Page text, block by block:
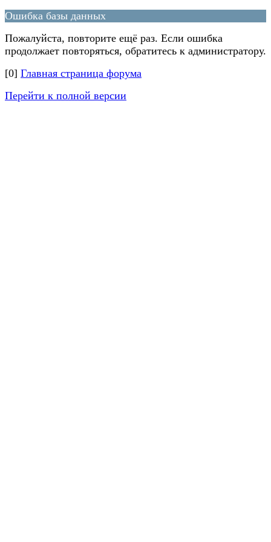
Ошибка базы данных
Пожалуйста, повторите ещё раз. Если ошибка
продолжает повторяться, обратитесь к администратору.
[0] Главная страница форума
Перейти к полной версии